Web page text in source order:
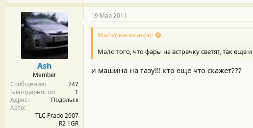
Ash
Member
Сообщения
247
Благодарности
1
Адрес
Подольск
Авто
TLC Prado 2007
R2 1GR
19 Мар 2011
MaZaY написал(а):
Мало того, что фары на встречку светят, так еще
и машина на газу!!! кто еще что скажет???